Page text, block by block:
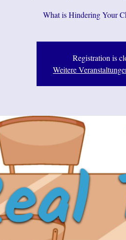
What is Hindering Your
Registration is
Weitere